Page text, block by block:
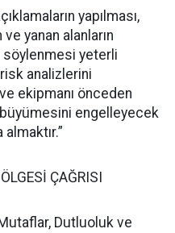
yapılması,
yanan alanların
yeterli
analizlerini
ekipmanı önceden
büyümesini engelleyecek
ÇAĞRISI
Dutluoluk ve